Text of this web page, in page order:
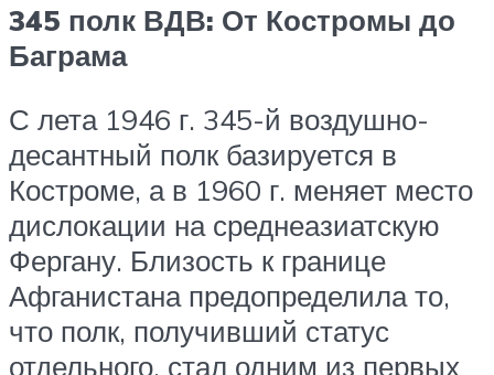
345 полк ВДВ: От Костромы до
Баграма
С лета 1946 г. 345-й воздушно-
десантный полк базируется в
Костроме, а в 1960 г. меняет место
дислокации на среднеазиатскую
Фергану. Близость к границе
Афганистана предопределила то,
что полк, получивший статус
отдельного, стал одним из первых